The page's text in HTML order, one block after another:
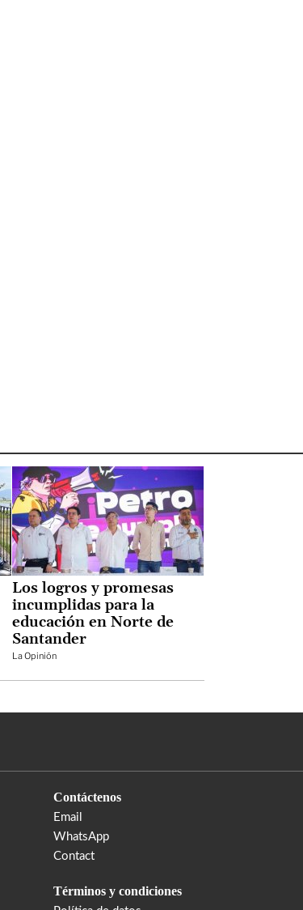
Los logros y promesas
incumplidas para la
educación en Norte de
Santander
La Opinión
Contáctenos
Email
WhatsApp
Contact
Términos y condiciones